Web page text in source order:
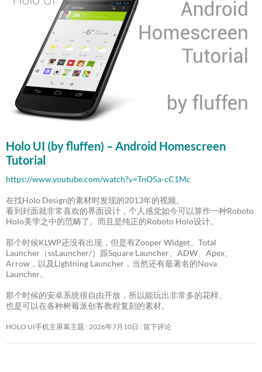
Holo UI (by fluffen) – Android Homescreen
Tutorial
https://www.youtube.com/watch?v=TnO5a-cC1Mc
在找Holo Design的素材时发现的2013年的视频。
看到封面就非常喜欢的界面设计，个人感觉如今可以算作一种Roboto
Holo美学之中的范畴了。而且是纯正的Roboto Holo设计。
那个时候KLWP还没有出现，但是有Zooper Widget、Total
Launcher（ssLauncher/）跟Square Launcher、ADW、Apex、
Arrow，以及Lightning Launcher，当然还有最著名的Nova
Launcher。
那个时候的安卓系统很自由开放，所以能玩出非常多的花样。
也是可以在各种树莓派创客教程复刻的素材。
HOLO UI手机主屏幕主题 2026年7月10日 留下评论